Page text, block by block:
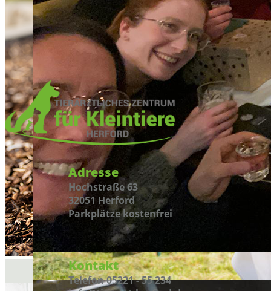
Adresse
Hochstraße 63
32051 Herford
Parkplätze kostenfrei
Kontakt
Telefon 05221 - 55 234